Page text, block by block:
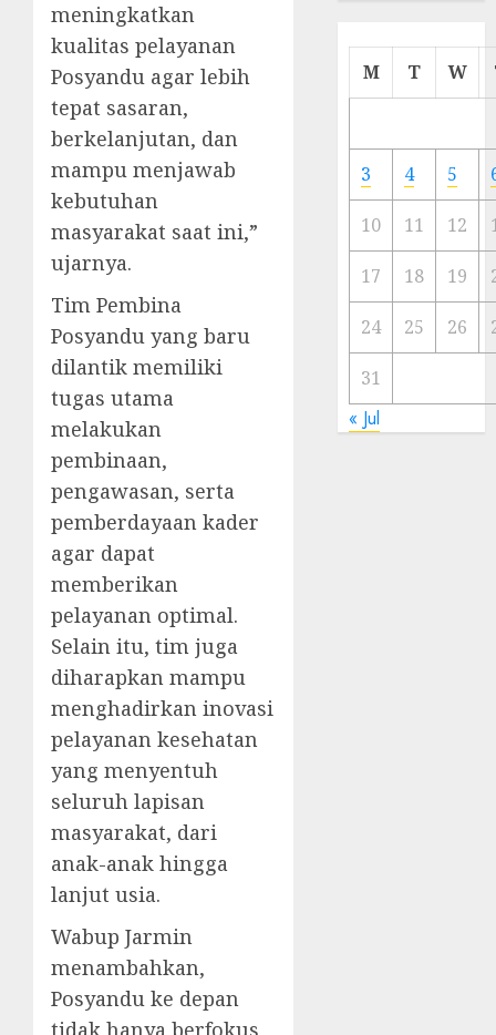
meningkatkan
kualitas pelayanan
Posyandu agar lebih
tepat sasaran,
berkelanjutan, dan
mampu menjawab
kebutuhan
masyarakat saat ini,”
ujarnya.
Tim Pembina
Posyandu yang baru
dilantik memiliki
tugas utama
melakukan
pembinaan,
pengawasan, serta
pemberdayaan kader
agar dapat
memberikan
pelayanan optimal.
Selain itu, tim juga
diharapkan mampu
menghadirkan inovasi
pelayanan kesehatan
yang menyentuh
seluruh lapisan
masyarakat, dari
anak-anak hingga
lanjut usia.
Wabup Jarmin
menambahkan,
Posyandu ke depan
Cermin
Ibu
Kota
23/11/
M T W
3 4 5
10 11 12
17 18 19
24 25 26
31
« Jul